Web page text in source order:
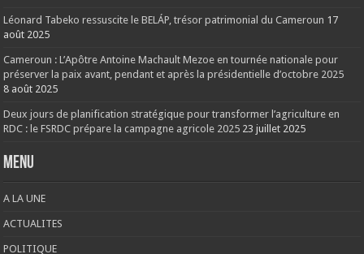
Léonard Tabeko ressuscite le BELÁP, trésor patrimonial du Cameroun 17
août 2025
Cameroun : L’Apôtre Antoine Machault Mezoe en tournée nationale pour
préserver la paix avant, pendant et après la présidentielle d’octobre 2025
8 août 2025
Deux jours de planification stratégique pour transformer l’agriculture en
RDC : le FSRDC prépare la campagne agricole 2025 23 juillet 2025
Menu
A LA UNE
ACTUALITES
POLITIQUE